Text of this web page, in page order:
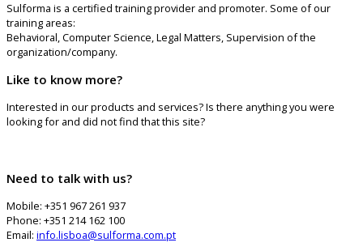
Sulforma is a certified training provider and promoter. Some of our
training areas:
Behavioral, Computer Science, Legal Matters, Supervision of the
organization/company.
Like to know more?
Interested in our products and services? Is there anything you were
looking for and did not find that this site?
Need to talk with us?
Mobile: +351 967 261 937
Phone: +351 214 162 100
Email: info.lisboa@sulforma.com.pt